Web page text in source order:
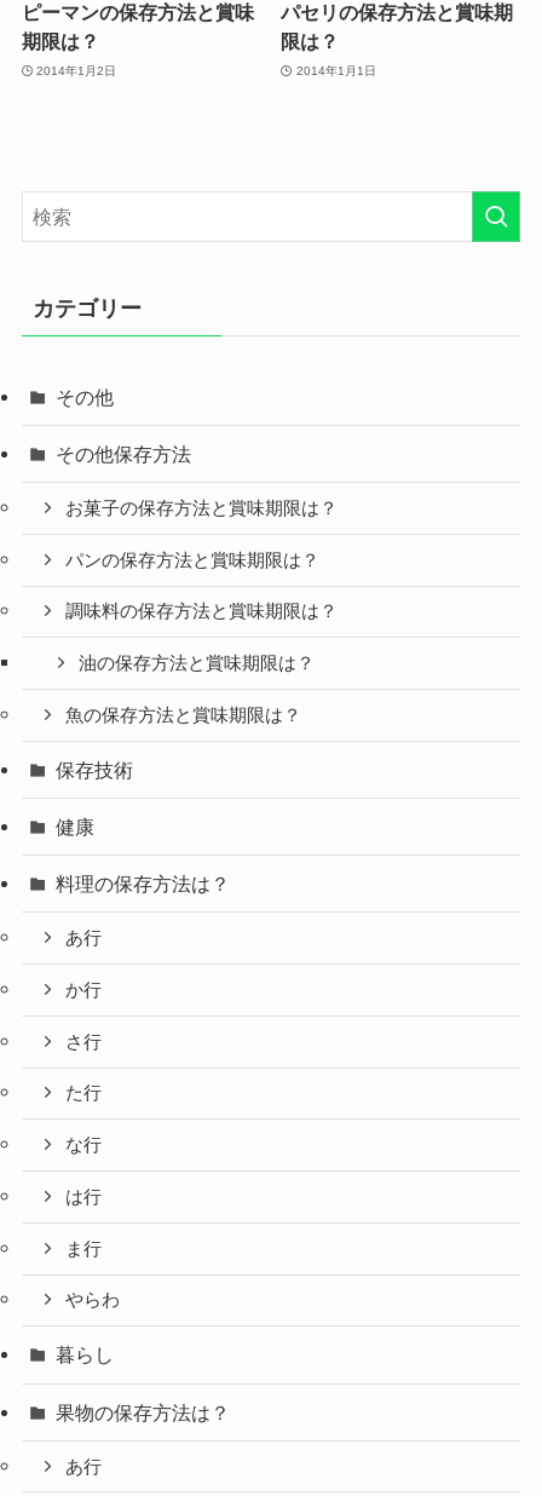
ピーマンの保存方法と賞味
期限は？
2014年1月2日
パセリの保存方法と賞味期
限は？
2014年1月1日
カテゴリー
その他
その他保存方法
お菓子の保存方法と賞味期限は？
パンの保存方法と賞味期限は？
調味料の保存方法と賞味期限は？
油の保存方法と賞味期限は？
魚の保存方法と賞味期限は？
保存技術
健康
料理の保存方法は？
あ行
か行
さ行
た行
な行
は行
ま行
やらわ
暮らし
果物の保存方法は？
あ行